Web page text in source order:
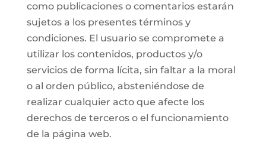
como publicaciones o comentarios estarán
sujetos a los presentes términos y
condiciones. El usuario se compromete a
utilizar los contenidos, productos y/o
servicios de forma lícita, sin faltar a la moral
o al orden público, absteniéndose de
realizar cualquier acto que afecte los
derechos de terceros o el funcionamiento
de la página web.